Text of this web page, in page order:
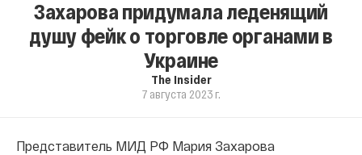
Захарова придумала леденящий
душу фейк о торговле органами в
Украине
The Insider
7 августа 2023 г.
Представитель МИД РФ Мария Захарова